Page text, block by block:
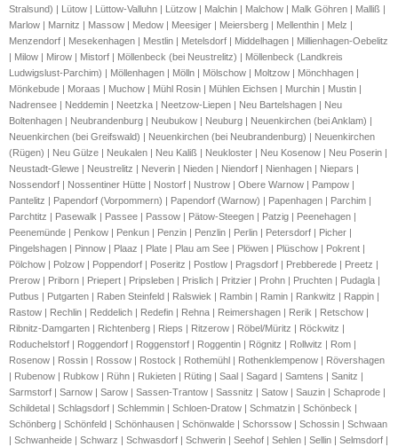
Stralsund) | Lütow | Lüttow-Valluhn | Lützow | Malchin | Malchow | Malk Göhren | Malliß |
Marlow | Marnitz | Massow | Medow | Meesiger | Meiersberg | Mellenthin | Melz |
Menzendorf | Mesekenhagen | Mestlin | Metelsdorf | Middelhagen | Millienhagen-Oebelitz
| Milow | Mirow | Mistorf | Möllenbeck (bei Neustrelitz) | Möllenbeck (Landkreis
Ludwigslust-Parchim) | Möllenhagen | Mölln | Mölschow | Moltzow | Mönchhagen |
Mönkebude | Moraas | Muchow | Mühl Rosin | Mühlen Eichsen | Murchin | Mustin |
Nadrensee | Neddemin | Neetzka | Neetzow-Liepen | Neu Bartelshagen | Neu
Boltenhagen | Neubrandenburg | Neubukow | Neuburg | Neuenkirchen (bei Anklam) |
Neuenkirchen (bei Greifswald) | Neuenkirchen (bei Neubrandenburg) | Neuenkirchen
(Rügen) | Neu Gülze | Neukalen | Neu Kaliß | Neukloster | Neu Kosenow | Neu Poserin |
Neustadt-Glewe | Neustrelitz | Neverin | Nieden | Niendorf | Nienhagen | Niepars |
Nossendorf | Nossentiner Hütte | Nostorf | Nustrow | Obere Warnow | Pampow |
Pantelitz | Papendorf (Vorpommern) | Papendorf (Warnow) | Papenhagen | Parchim |
Parchtitz | Pasewalk | Passee | Passow | Pätow-Steegen | Patzig | Peenehagen |
Peenemünde | Penkow | Penkun | Penzin | Penzlin | Perlin | Petersdorf | Picher |
Pingelshagen | Pinnow | Plaaz | Plate | Plau am See | Plöwen | Plüschow | Pokrent |
Pölchow | Polzow | Poppendorf | Poseritz | Postlow | Pragsdorf | Prebberede | Preetz |
Prerow | Priborn | Priepert | Pripsleben | Prislich | Pritzier | Prohn | Pruchten | Pudagla |
Putbus | Putgarten | Raben Steinfeld | Ralswiek | Rambin | Ramin | Rankwitz | Rappin |
Rastow | Rechlin | Reddelich | Redefin | Rehna | Reimershagen | Rerik | Retschow |
Ribnitz-Damgarten | Richtenberg | Rieps | Ritzerow | Röbel/Müritz | Röckwitz |
Roduchelstorf | Roggendorf | Roggenstorf | Roggentin | Rögnitz | Rollwitz | Rom |
Rosenow | Rossin | Rossow | Rostock | Rothemühl | Rothenklempenow | Rövershagen
| Rubenow | Rubkow | Rühn | Rukieten | Rüting | Saal | Sagard | Samtens | Sanitz |
Sarmstorf | Sarnow | Sarow | Sassen-Trantow | Sassnitz | Satow | Sauzin | Schaprode |
Schildetal | Schlagsdorf | Schlemmin | Schloen-Dratow | Schmatzin | Schönbeck |
Schönberg | Schönfeld | Schönhausen | Schönwalde | Schorssow | Schossin | Schwaan
| Schwanheide | Schwarz | Schwasdorf | Schwerin | Seehof | Sehlen | Sellin | Selmsdorf |